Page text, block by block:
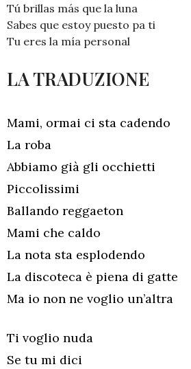
Tú brillas más que la luna
Sabes que estoy puesto pa ti
Tu eres la mía personal
LA TRADUZIONE
Mami, ormai ci sta cadendo
La roba
Abbiamo già gli occhietti
Piccolissimi
Ballando reggaeton
Mami che caldo
La nota sta esplodendo
La discoteca è piena di gatte
Ma io non ne voglio un’altra
Ti voglio nuda
Se tu mi dici